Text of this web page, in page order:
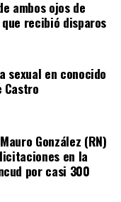
en redes
al Dante Jara
recibido por
lejano norte. Es
este caso, todos
mientras se
del pequeño
pies de Fernando
signifique más
la cura de su hijo
ambos ojos de
recibió disparos
sexual en conocido
Castro
González (RN)
en la
por casi 300